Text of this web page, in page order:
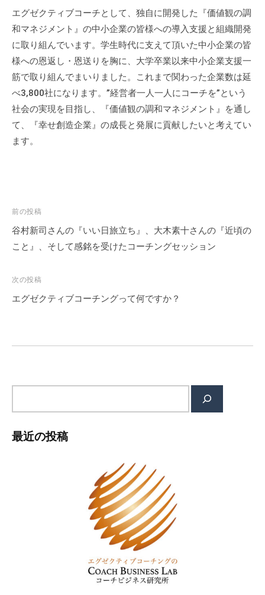
エグゼクティブコーチとして、独自に開発した『価値観の調
和マネジメント』の中小企業の皆様への導入支援と組織開発
に取り組んでいます。学生時代に支えて頂いた中小企業の皆
様への恩返し・恩送りを胸に、大学卒業以来中小企業支援一
筋で取り組んでまいりました。これまで関わった企業数は延
べ3,800社になります。”経営者一人一人にコーチを”という
社会の実現を目指し、『価値観の調和マネジメント』を通し
て、『幸せ創造企業』の成長と発展に貢献したいと考えてい
ます。
投
稿
ナ
ゲ
ー
ン
前の投稿
谷村新司さんの『いい日旅立ち』、大木素十さんの『近頃の
こと』、そして感銘を受けたコーチングセッション
次の投稿
エグゼクティブコーチングって何ですか？
最近の投稿